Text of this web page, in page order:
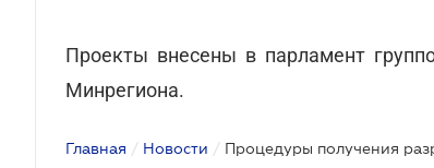
Проекты внесены в парламент
Минрегиона.
Главная / Новости /